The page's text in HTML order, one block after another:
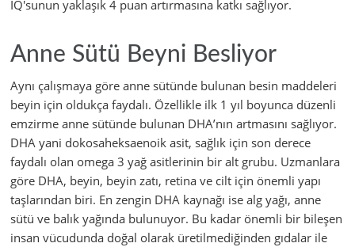
IQ'sunun yaklaşık 4 puan artırmasına katkı sağlıyor.
Anne Sütü Beyni Besliyor
Aynı çalışmaya göre anne sütünde bulunan besin maddeleri
beyin için oldukça faydalı. Özellikle ilk 1 yıl boyunca düzenli
emzirme anne sütünde bulunan DHA’nın artmasını sağlıyor.
DHA yani dokosaheksaenoik asit, sağlık için son derece
faydalı olan omega 3 yağ asitlerinin bir alt grubu. Uzmanlara
göre DHA, beyin, beyin zatı, retina ve cilt için önemli yapı
taşlarından biri. En zengin DHA kaynağı ise alg yağı, anne
sütü ve balık yağında bulunuyor. Bu kadar önemli bir bileşen
insan vücudunda doğal olarak üretilmediğinden gıdalar ile